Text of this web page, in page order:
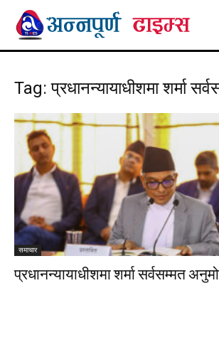
Tag: प्रधानन्यायाधीशमा शर्मा
समाचार
प्रधानन्यायाधीशमा शर्मा सर्वसम्मत